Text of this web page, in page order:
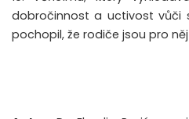
dobročinnost a uctivost vůči
pochopil, že rodiče jsou pro